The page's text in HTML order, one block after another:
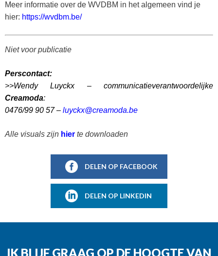
Meer informatie over de WVDBM in het algemeen vind je
hier: https://wvdbm.be/
Niet voor publicatie
Perscontact:
>>Wendy Luyckx – communicatieverantwoordelijke
Creamoda:
0476/99 90 57 – luyckx@creamoda.be
Alle visuals zijn hier te downloaden
DELEN OP FACEBOOK
DELEN OP LINKEDIN
IK BLIJF GRAAG OP DE HOOGTE VAN